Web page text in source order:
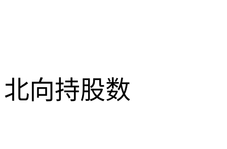
北向持股数